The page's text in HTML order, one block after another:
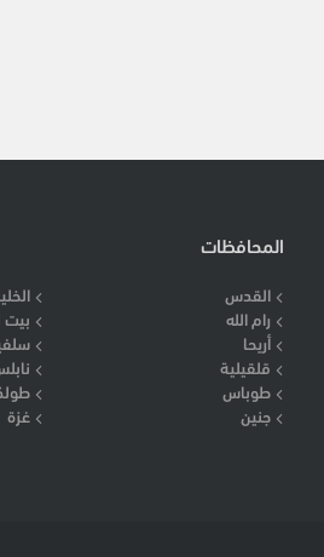
المحافظات
القدس
رام الله
بيت
أريحا
قلقيلية
طوباس
جنين
غزة